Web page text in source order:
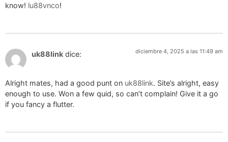
know! lu88vnco!
uk88link dice: diciembre 4, 2025 a las 11:49 am
Alright mates, had a good punt on uk88link. Site’s alright, easy
enough to use. Won a few quid, so can’t complain! Give it a go
if you fancy a flutter.